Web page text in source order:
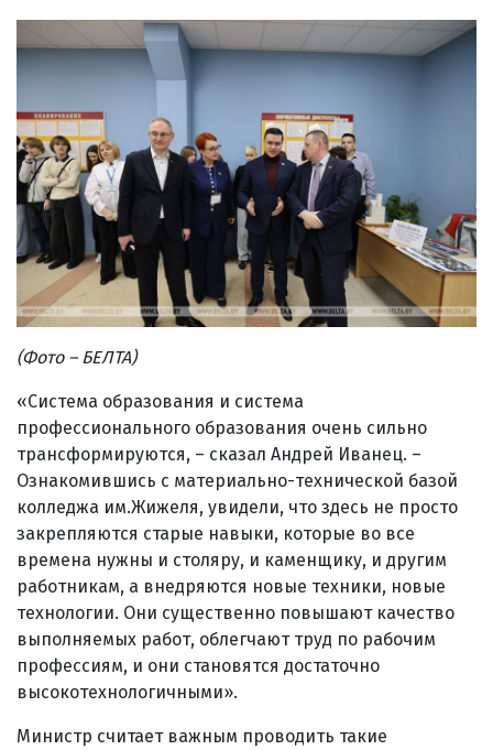
(Фото – БЕЛТА)
«Система образования и система
профессионального образования очень сильно
трансформируются, – сказал Андрей Иванец. –
Ознакомившись с материально-технической базой
колледжа им.Жижеля, увидели, что здесь не просто
закрепляются старые навыки, которые во все
времена нужны и столяру, и каменщику, и другим
работникам, а внедряются новые техники, новые
технологии. Они существенно повышают качество
выполняемых работ, облегчают труд по рабочим
профессиям, и они становятся достаточно
высокотехнологичными».
Министр считает важным проводить такие